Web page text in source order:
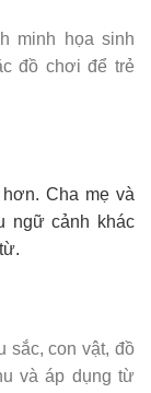
minh họa sinh
đồ chơi để trẻ
Cha mẹ và
ngữ cảnh khác
sắc, con vật, đồ
và áp dụng từ